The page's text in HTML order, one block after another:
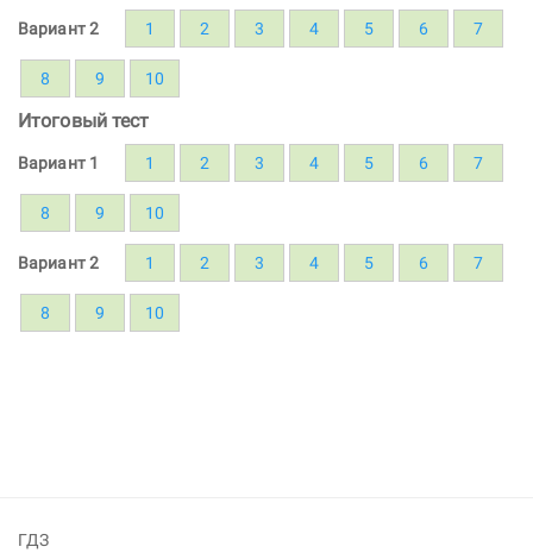
Вариант 2 1 2 3 4 5 6 7
8 9 10
Итоговый тест
Вариант 1 1 2 3 4 5 6 7
8 9 10
Вариант 2 1 2 3 4 5 6 7
8 9 10
ГДЗ